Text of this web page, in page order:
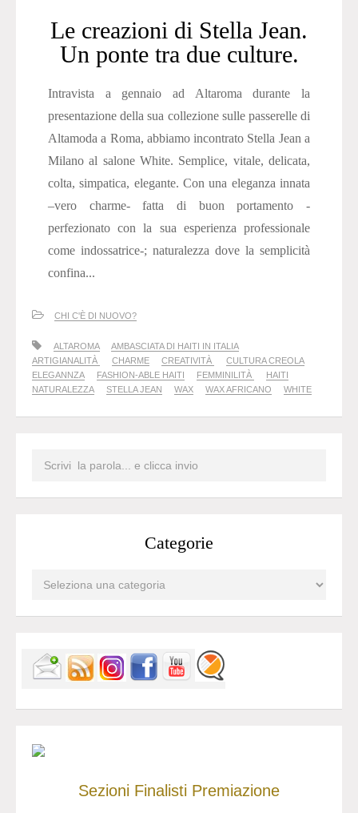
Le creazioni di Stella Jean.
Un ponte tra due culture.
Intravista a gennaio ad Altaroma durante la
presentazione della sua collezione sulle passerelle di
Altamoda a Roma, abbiamo incontrato Stella Jean a
Milano al salone White. Semplice, vitale, delicata,
colta, simpatica, elegante. Con una eleganza innata
–vero charme- fatta di buon portamento -
perfezionato con la sua esperienza professionale
come indossatrice-; naturalezza dove la semplicità
confina...
CHI C'È DI NUOVO?
ALTAROMA
AMBASCIATA DI HAITI IN ITALIA
ARTIGIANALITÀ
CHARME CREATIVITÀ
CULTURA CREOLA
ELEGANNZA
FASHION-ABLE HAITI FEMMINILITÀ
HAITI
NATURALEZZA
STELLA JEAN WAX WAX AFRICANO WHITE
Categorie
Sezioni Finalisti Premiazione